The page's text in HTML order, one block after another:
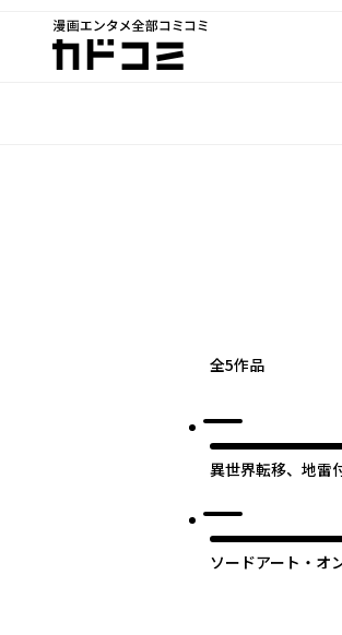
漫画エンタメ全部コミコミ
カドコミ
全5作品
異世界転移、地雷
ソードアート・オ